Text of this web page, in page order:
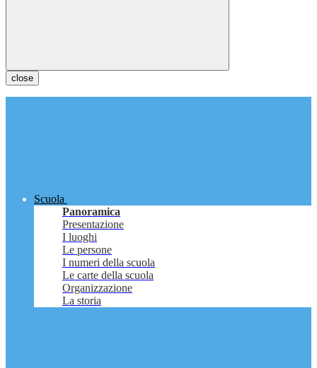
close
Scuola
Panoramica
Presentazione
I luoghi
Le persone
I numeri della scuola
Le carte della scuola
Organizzazione
La storia